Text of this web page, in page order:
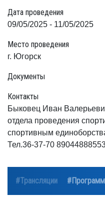
Дата проведения
09/05/2025 - 11/05/2025
Место проведения
г. Югорск
Документы
Контакты
Быковец Иван
отдела проведения
спортивным
Тел.36-37-70
#Трансляции